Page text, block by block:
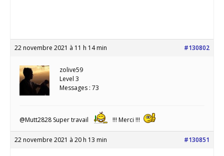
22 novembre 2021 à 11 h 14 min #130802
zolive59
Level 3
Messages : 73
@Mutt2828 Super travail !!! Merci !!!
22 novembre 2021 à 20 h 13 min #130851